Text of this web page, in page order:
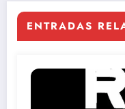
ENTRADAS